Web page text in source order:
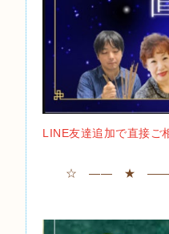
LINE友達追加で直接ご
☆ ―― ★ ――